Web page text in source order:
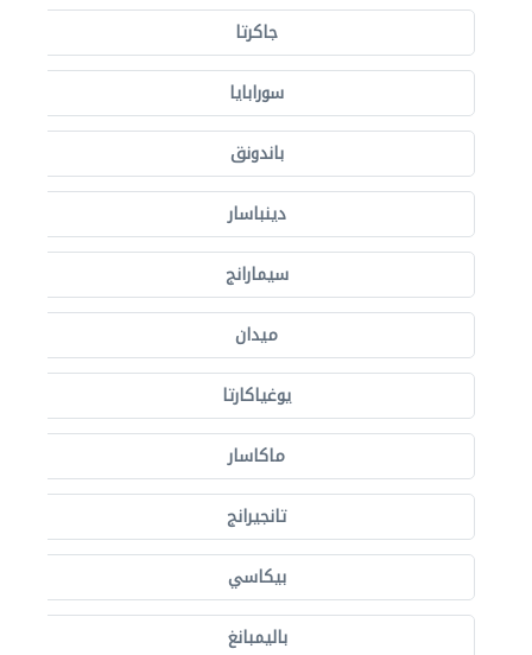
جاكرتا
سورابايا
باندونق
دينباسار
سيمارانج
ميدان
يوغياكارتا
ماكاسار
تانجيرانج
بيكاسي
باليمبانغ